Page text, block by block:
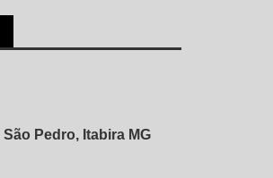
Pedro, Itabira MG